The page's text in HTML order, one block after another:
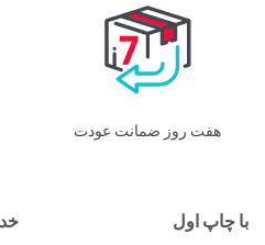
هفت روز ضمانت عودت
با چاپ اول